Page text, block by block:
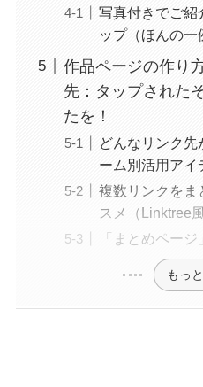
写真付きでご紹
ップ（ほんの一
作品ページの作り
先：タップされた
たを！
どんなリンク先
ーム別活用アイ
複数リンクをま
スメ（Linktree風
「まとめペー
もっ